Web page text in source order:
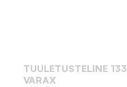
TUULETUSTELINE 133
VARAX